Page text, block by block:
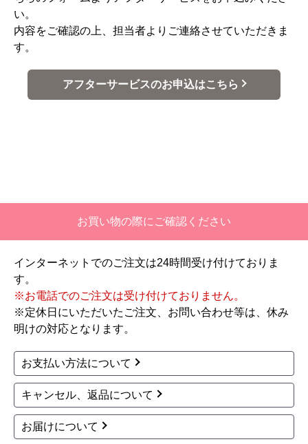
い。
内容をご確認の上、担当者よりご連絡させていただきま
す。
アフターサービスのお申込はこちら
お買い物の際にご確認ください
インターネットでのご注文は24時間受け付けておりま
す。
※お電話でのご注文は受け付けておりません。
※定休日にいただいたご注文、お問い合わせ等は、休み
明けの対応となります。
お支払い方法について
キャンセル、返品について
お届けについて